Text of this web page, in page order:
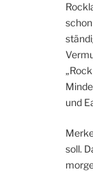
und
soll.